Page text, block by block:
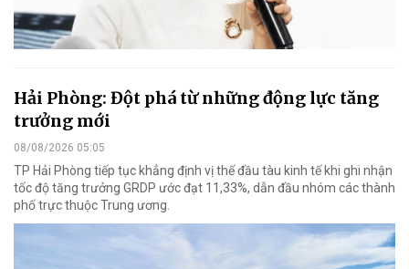
Hải Phòng: Đột phá từ những động lực tăng
trưởng mới
08/08/2026 05:05
TP Hải Phòng tiếp tục khẳng định vị thế đầu tàu kinh tế khi ghi nhận
tốc độ tăng trưởng GRDP ước đạt 11,33%, dẫn đầu nhóm các thành
phố trực thuộc Trung ương.